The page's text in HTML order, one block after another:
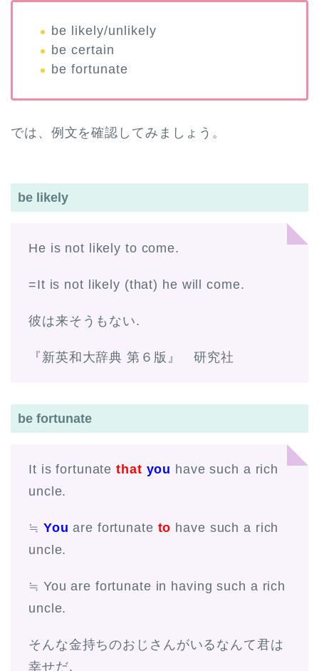
be likely/unlikely
be certain
be fortunate
では、例文を確認してみましょう。
be likely
He is not likely to come.
=It is not likely (that) he will come.
彼は来そうもない.
『新英和大辞典 第６版』 研究社
be fortunate
It is fortunatethat you have such a rich
uncle.
≒ You are fortunate to have such a rich
uncle.
≒ You are fortunate in having such a rich
uncle.
そんな金持ちのおじさんがいるなんて君は
幸せだ.